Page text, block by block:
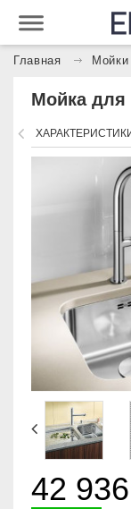
Главная Мойки
Мойка для
42 936